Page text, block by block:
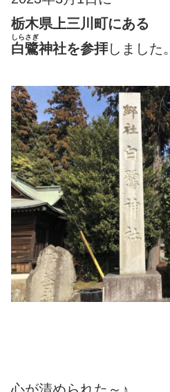
栃木県上三川町にある
白鷺
しらさぎ
神社を参拝しました。